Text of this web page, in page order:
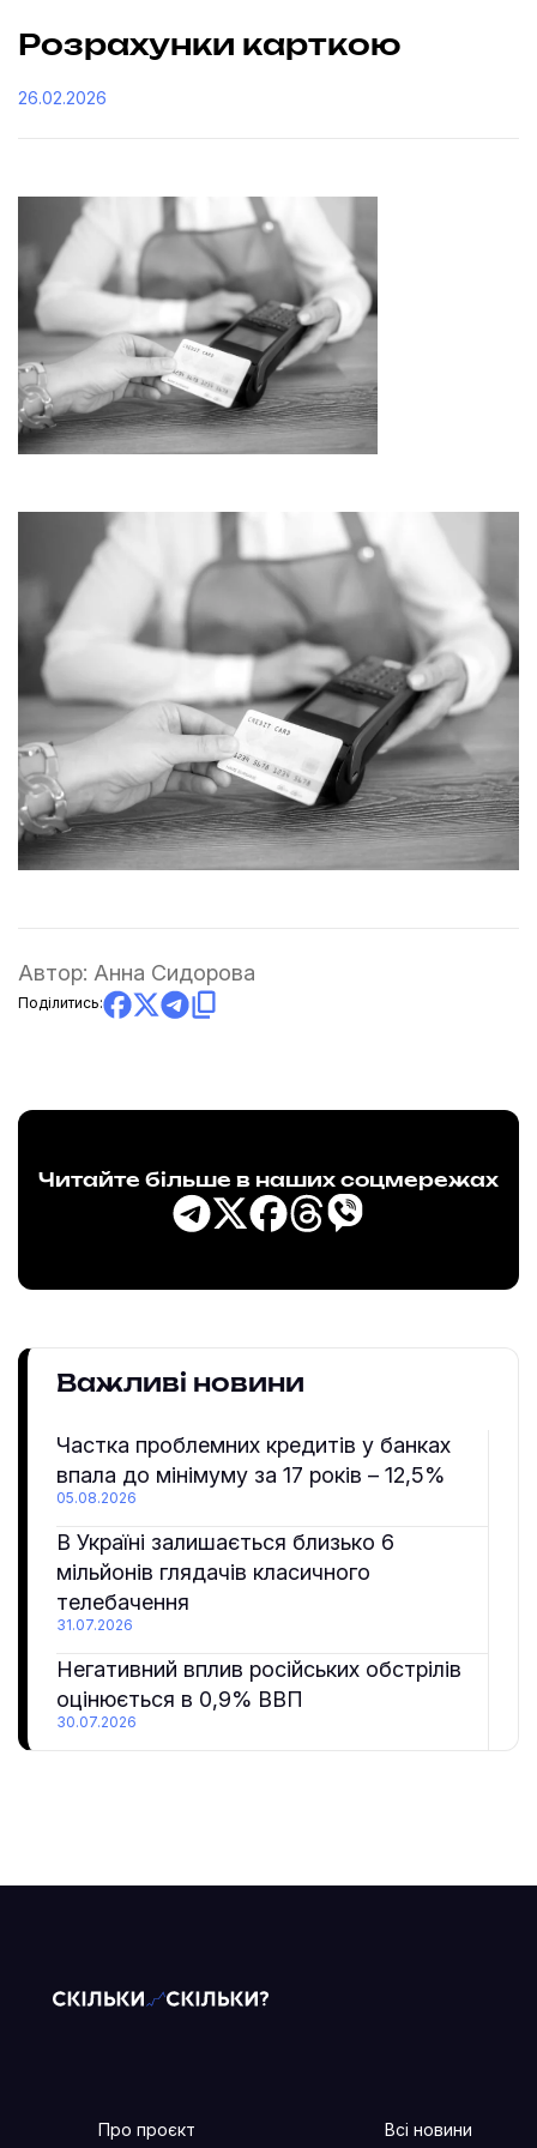
Розрахунки карткою
26.02.2026
Автор: Анна Сидорова
Поділитись:
Читайте більше в наших соцмережах
Важливі новини
Частка проблемних кредитів у банках
впала до мінімуму за 17 років – 12,5%
05.08.2026
В Україні залишається близько 6
мільйонів глядачів класичного
телебачення
31.07.2026
Негативний вплив російських обстрілів
оцінюється в 0,9% ВВП
30.07.2026
Про проєкт
Всі новини